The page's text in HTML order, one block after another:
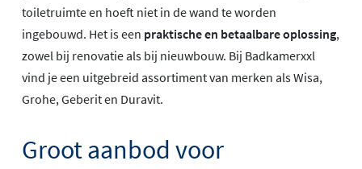
toiletruimte en hoeft niet in de wand te worden
ingebouwd. Het is een praktische en betaalbare oplossing,
zowel bij renovatie als bij nieuwbouw. Bij Badkamerxxl
vind je een uitgebreid assortiment van merken als Wisa,
Grohe, Geberit en Duravit.
Groot aanbod voor